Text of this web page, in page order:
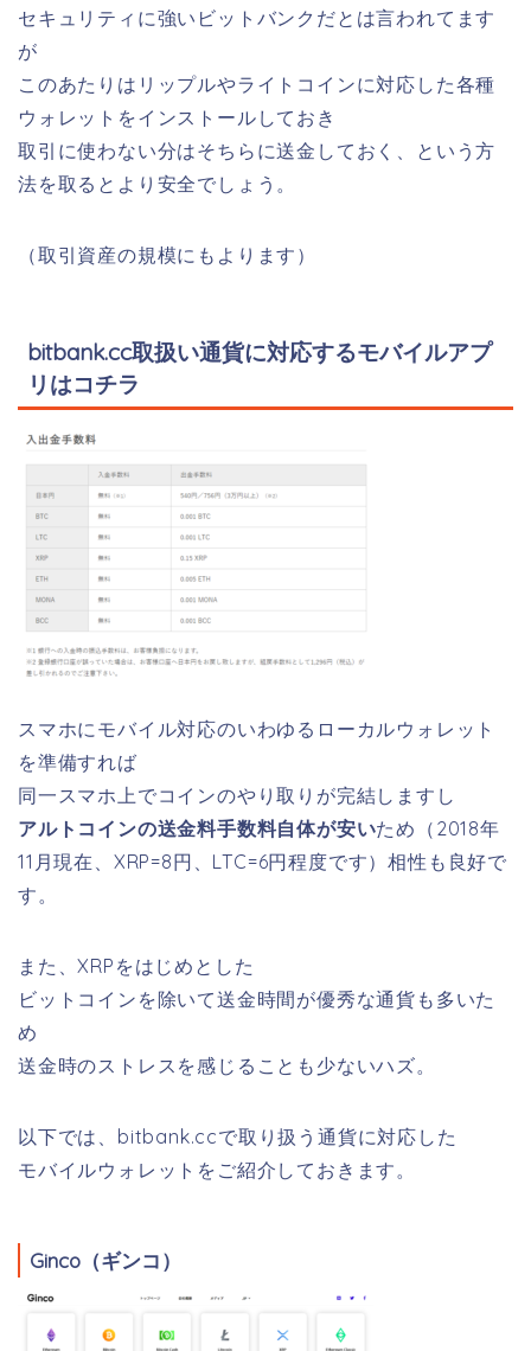
セキュリティに強いビットバンクだとは言われてます
が
このあたりはリップルやライトコインに対応した各種
ウォレットをインストールしておき
取引に使わない分はそちらに送金しておく、という方
法を取るとより安全でしょう。
（取引資産の規模にもよります）
bitbank.cc取扱い通貨に対応するモバイルアプ
リはコチラ
スマホにモバイル対応のいわゆるローカルウォレット
を準備すれば
同一スマホ上でコインのやり取りが完結しますし
アルトコインの送金料手数料自体が安いため（2018年
11月現在、XRP=8円、LTC=6円程度です）相性も良好で
す。
また、XRPをはじめとした
ビットコインを除いて送金時間が優秀な通貨も多いた
め
送金時のストレスを感じることも少ないハズ。
以下では、bitbank.ccで取り扱う通貨に対応した
モバイルウォレットをご紹介しておきます。
Ginco（ギンコ）